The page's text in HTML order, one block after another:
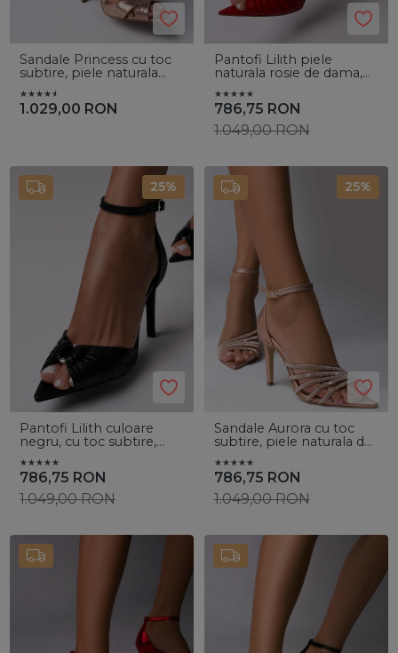
Sandale Princess cu toc
subtire, piele naturala
1.029,00 RON
Pantofi Lilith piele
naturala rosie de dama,
786,75 RON
1.049,00RON
25%
Pantofi Lilith culoare
negru, cu toc subtire,
786,75 RON
1.049,00RON
25%
Sandale Aurora cu toc
subtire, piele naturala de
786,75 RON
1.049,00RON